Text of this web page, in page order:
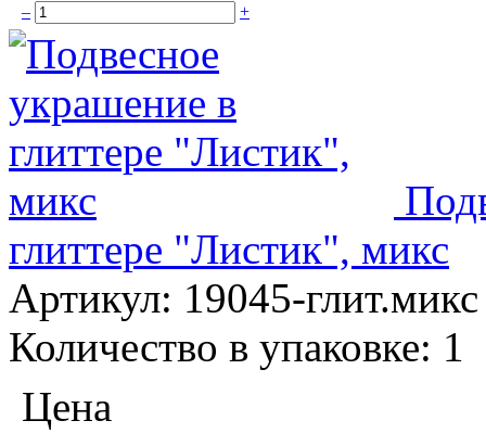
– +
глиттере "Листик", микс
Артикул: 19045-глит.микс
Количество в упаковке: 1
Цена